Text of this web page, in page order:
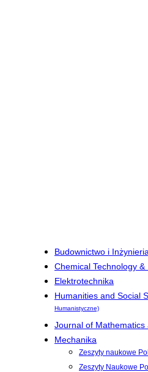
Budownictwo i
Chemical Technology
Elektrotechnika
Humanities and Social
Humanistyczne)
Journal of Mathematics
Mechanika
Zeszyty naukowe
Zeszyty Naukowe